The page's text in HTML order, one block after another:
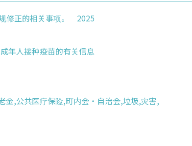
修正的相关事项。 2025
年人接种疫苗的有关信息
金,公共医疗保险,町内会・自治会,垃圾,灾害,